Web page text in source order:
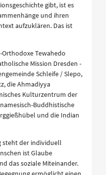
gibt, ist es
und ihren
aufzuklären. Das ist
Tewahedo
Mission Dresden -
Schleife / Slepo,
die Ahmadiyya
Kulturzentrum der
Buddhistische
und die Indian
steht der individuell
ist Glaube
das soziale Miteinander.